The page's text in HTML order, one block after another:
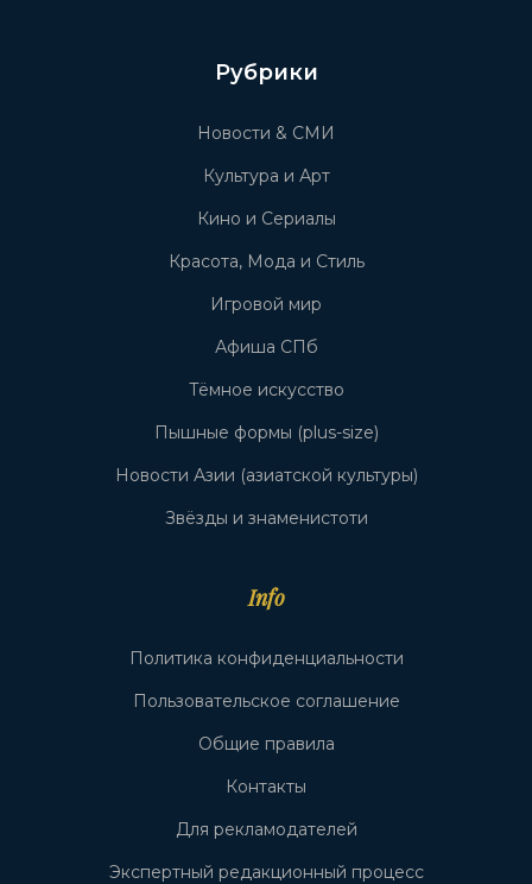
Рубрики
Новости & СМИ
Культура и Арт
Кино и Сериалы
Красота, Мода и Стиль
Игровой мир
Афиша СПб
Тёмное искусство
Пышные формы (plus-size)
Новости Азии (азиатской культуры)
Звёзды и знаменистоти
Info
Политика конфиденциальности
Пользовательское соглашение
Общие правила
Контакты
Для рекламодателей
Экспертный редакционный процесс